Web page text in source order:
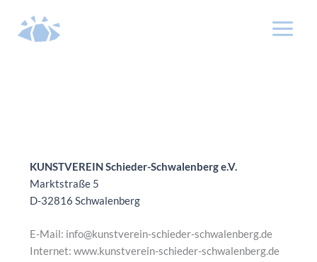
Inhalt
springen
KUNSTVEREIN Schieder-Schwalenberg e.V.
Marktstraße 5
D-32816 Schwalenberg
E-Mail: info@kunstverein-schieder-schwalenberg.de
Internet: www.kunstverein-schieder-schwalenberg.de